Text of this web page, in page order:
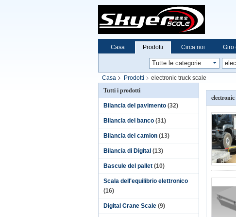
Casa Prodotti Circa noi Giro
Casa Prodotti
electronic truck scale
Tutti i prodotti
Bilancia del pavimento (32)
Bilancia del banco (31)
Bilancia del camion (13)
Bilancia di Digital (13)
Bascule del pallet (10)
Scala dell'equilibrio elettronico
(16)
Digital Crane Scale (9)